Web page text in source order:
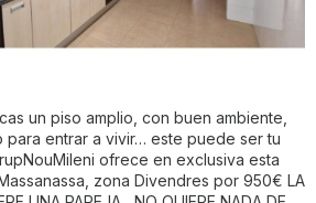
un piso amplio, con buen ambiente,
entrar a vivir… este puede ser tu
ofrece en exclusiva esta
zona Divendres por 950€ LA